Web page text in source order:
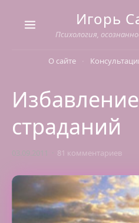
Игорь
Психология,
О сайте
страданий
03.09.2011 81 комментариев